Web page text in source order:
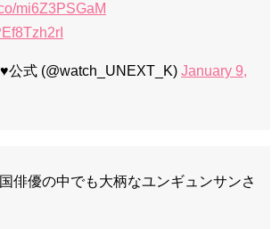
mi6Z3PSGaM
式 (@watch_UNEXT_K) January 9,
俳優の中でも大柄なユンギュンサンさ